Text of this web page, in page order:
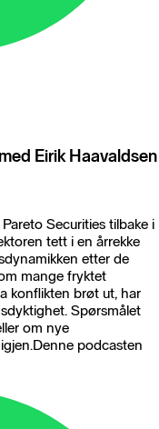
Eirik Haavaldsen
Securities tilbake i
tett i en årrekke
etter de
mange fryktet
konflikten brøt ut, har
Spørsmålet
om nye
podcasten